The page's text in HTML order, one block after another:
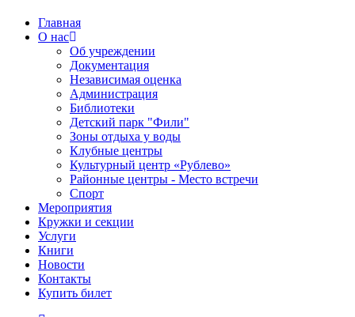
Главная
О нас
Об учреждении
Документация
Независимая оценка
Администрация
Библиотеки
Детский парк "Фили"
Зоны отдыха у воды
Клубные центры
Культурный центр «Рублево»
Районные центры - Место встречи
Спорт
Мероприятия
Кружки и секции
Услуги
Книги
Новости
Контакты
Купить билет